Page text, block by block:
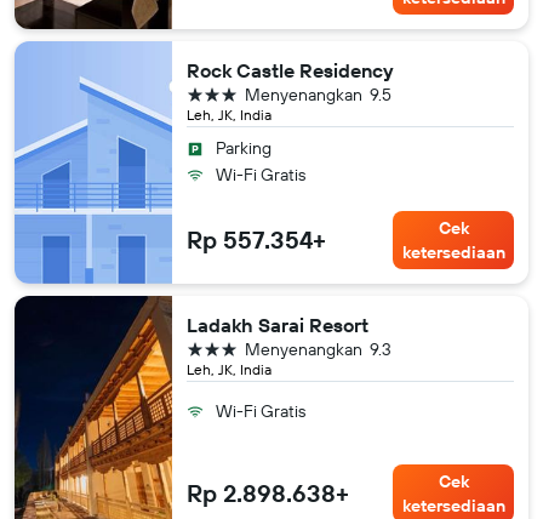
Rock Castle Residency
Leh, JK, India
9.5
Menyenangkan
bintang 3
Parking
Wi-Fi Gratis
Rp 557.354+
Cek
ketersediaan
Ladakh Sarai Resort
Leh, JK, India
9.3
Menyenangkan
bintang 3
Wi-Fi Gratis
Rp 2.898.638+
Cek
ketersediaan